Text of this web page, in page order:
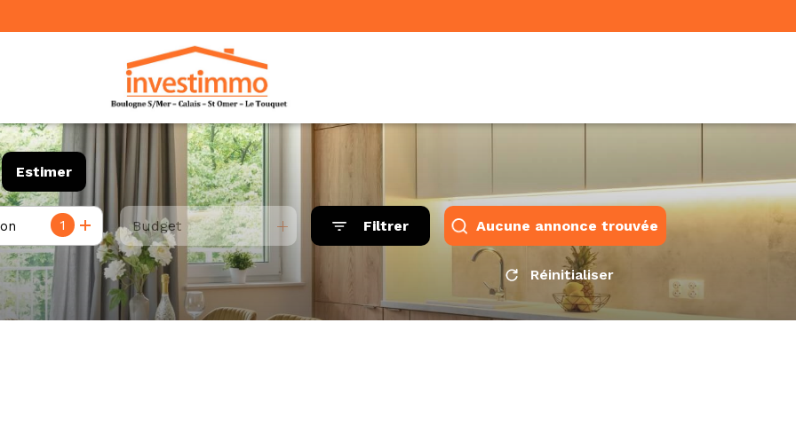
pro
Estimer
1 Budget Filtrer Aucune annonce trouvée
Réinitialiser